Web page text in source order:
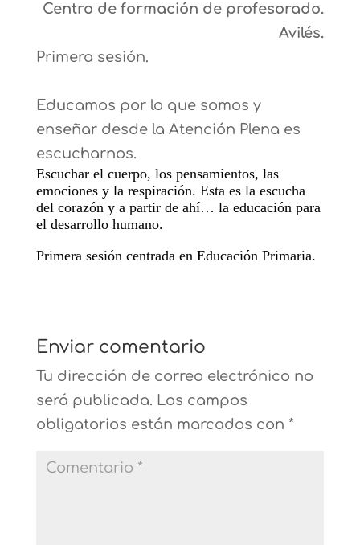
Centro de formación de profesorado.
Avilés.
Primera sesión.
Educamos por lo que somos y
enseñar desde la Atención Plena es
escucharnos.
Escuchar el cuerpo, los pensamientos, las
emociones y la respiración. Esta es la escucha
del corazón y a partir de ahí… la educación para
el desarrollo humano.
Primera sesión centrada en Educación Primaria.
Enviar comentario
Tu dirección de correo electrónico no
será publicada. Los campos
obligatorios están marcados con *